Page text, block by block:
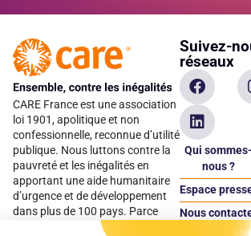
CARE France est une association
loi 1901, apolitique et non
confessionnelle, reconnue d’utilité
publique. Nous luttons contre la
pauvreté et les inégalités en
apportant une aide humanitaire
d’urgence et de développement
dans plus de 100 pays. Parce
qu’elles sont les premières
Suivez-
réseaux
Qui sommes-
nous ?
Espace
Nous